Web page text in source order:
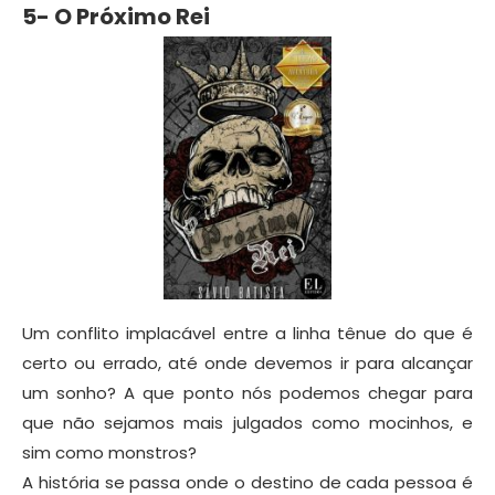
5- O Próximo Rei
Um conflito implacável entre a linha tênue do que é
certo ou errado, até onde devemos ir para alcançar
um sonho? A que ponto nós podemos chegar para
que não sejamos mais julgados como mocinhos, e
sim como monstros?
A história se passa onde o destino de cada pessoa é